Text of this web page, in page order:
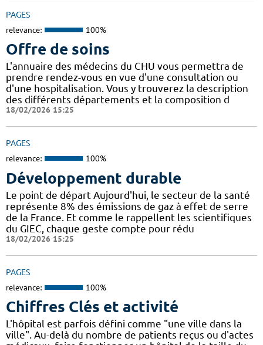
PAGES
relevance: 100%
Offre de soins
L'annuaire des médecins du CHU vous permettra de
prendre rendez-vous en vue d'une consultation ou
d'une hospitalisation. Vous y trouverez la description
des différents départements et la composition d
18/02/2026 15:25
PAGES
relevance: 100%
Développement durable
Le point de départ Aujourd'hui, le secteur de la santé
représente 8% des émissions de gaz à effet de serre
de la France. Et comme le rappellent les scientifiques
du GIEC, chaque geste compte pour rédu
18/02/2026 15:25
PAGES
relevance: 100%
Chiffres Clés et activité
L'hôpital est parfois défini comme "une ville dans la
ville". Au-delà du nombre de patients reçus ou d'actes